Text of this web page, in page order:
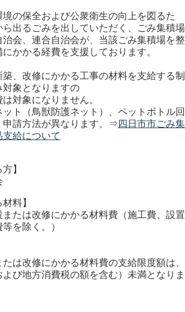
の保全および公衆衛生の向上を図るた
出るごみを出していただく、ごみ集積場
治会、連合自治会が、当該ごみ集積場を整
かかる経費を支援しております。
、改修にかかる工事の材料を支給する制
対象となりますの
対象になりません。
ト（鳥獣防護ネット）、ペットボトル回
申請方法が異なります。⇒ 四日市市ごみ集
給について
】
料】
または改修にかかる材料費（施工費、設置
を除く。）
は改修にかかる材料費の支給限度額は、
よび地方消費税の額を含む）未満となりま